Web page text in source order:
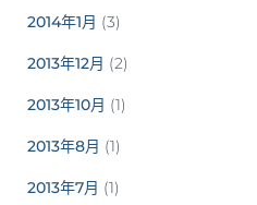
2014年1月 (3)
2013年12月 (2)
2013年10月 (1)
2013年8月 (1)
2013年7月 (1)